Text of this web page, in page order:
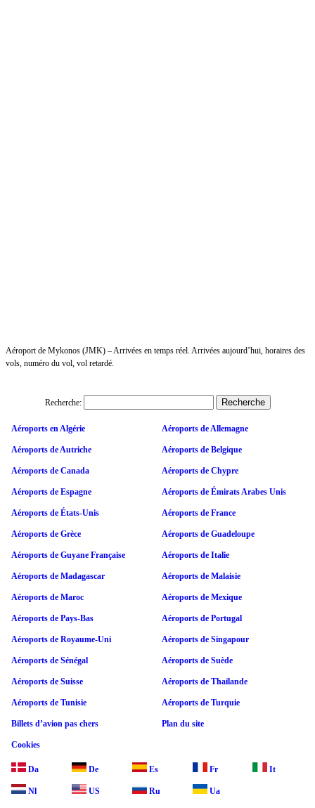
Aéroport de Mykonos (JMK) – Arrivées en temps réel. Arrivées aujourd’hui, horaires des
vols, numéro du vol, vol retardé.
Recherche:
Aéroports en Algérie Aéroports de Allemagne
Aéroports de Autriche Aéroports de Belgique
Aéroports de Canada Aéroports de Chypre
Aéroports de Espagne Aéroports de Émirats Arabes Unis
Aéroports de États-Unis Aéroports de France
Aéroports de Grèce Aéroports de Guadeloupe
Aéroports de Guyane Française Aéroports de Italie
Aéroports de Madagascar Aéroports de Malaisie
Aéroports de Maroc Aéroports de Mexique
Aéroports de Pays-Bas Aéroports de Portugal
Aéroports de Royaume-Uni Aéroports de Singapour
Aéroports de Sénégal Aéroports de Suède
Aéroports de Suisse Aéroports de Thaïlande
Aéroports de Tunisie Aéroports de Turquie
Billets d’avion pas chers Plan du site
Cookies
Da De Es Fr It
Nl US Ru Ua